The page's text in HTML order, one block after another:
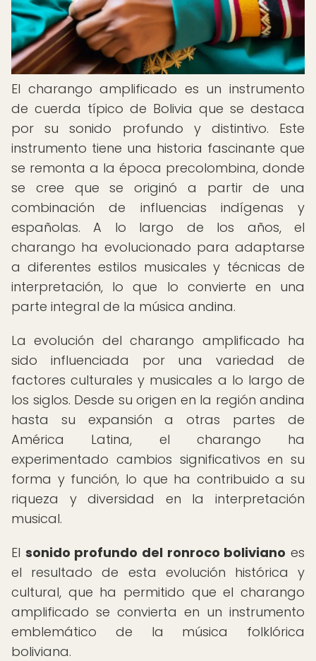
El charango amplificado es un instrumento
de cuerda típico de Bolivia que se destaca
por su sonido profundo y distintivo. Este
instrumento tiene una historia fascinante que
se remonta a la época precolombina, donde
se cree que se originó a partir de una
combinación de influencias indígenas y
españolas. A lo largo de los años, el
charango ha evolucionado para adaptarse
a diferentes estilos musicales y técnicas de
interpretación, lo que lo convierte en una
parte integral de la música andina.
La evolución del charango amplificado ha
sido influenciada por una variedad de
factores culturales y musicales a lo largo de
los siglos. Desde su origen en la región andina
hasta su expansión a otras partes de
América Latina, el charango ha
experimentado cambios significativos en su
forma y función, lo que ha contribuido a su
riqueza y diversidad en la interpretación
musical.
El sonido profundo del ronroco boliviano es
el resultado de esta evolución histórica y
cultural, que ha permitido que el charango
amplificado se convierta en un instrumento
emblemático de la música folklórica
boliviana.